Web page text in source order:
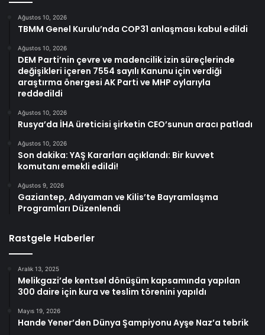
Ağustos 10, 2026
TBMM Genel Kurulu’nda COP31 anlaşması kabul edildi
Ağustos 10, 2026
DEM Parti’nin çevre ve madencilik izin süreçlerinde
değişikleri içeren 7554 sayılı Kanunu için verdiği
araştırma önergesi AK Parti ve MHP oylarıyla
reddedildi
Ağustos 10, 2026
Rusya’da İHA üreticisi şirketin CEO’sunun aracı patladı
Ağustos 10, 2026
Son dakika: YAŞ Kararları açıklandı: Bir kuvvet
komutanı emekli edildi!
Ağustos 9, 2026
Gaziantep, Adıyaman ve Kilis’te Bayramlaşma
Programları Düzenlendi
Rastgele Haberler
Aralık 13, 2025
Melikgazi’de kentsel dönüşüm kapsamında yapılan
300 daire için kura ve teslim törenini yapıldı
Mayıs 19, 2026
Hande Yener’den Dünya Şampiyonu Ayşe Naz’a tebrik